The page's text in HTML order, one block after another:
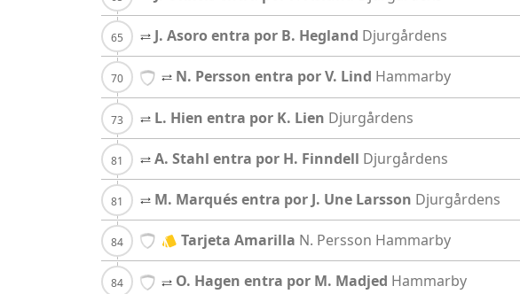
J. Asoro entra por B. Hegland Djurgårdens
N. Persson entra por V. Lind Hammarby
L. Hien entra por K. Lien Djurgårdens
A. Stahl entra por H. Finndell Djurgårdens
M. Marqués entra por J. Une Larsson Djurgårdens
Tarjeta Amarilla N. Persson Hammarby
O. Hagen entra por M. Madjed Hammarby